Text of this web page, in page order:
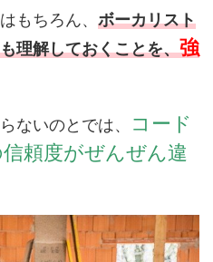
もちろん、 ボーカリスト
理解しておくことを、強
ないのとでは、
コード
頼度がぜんぜん違